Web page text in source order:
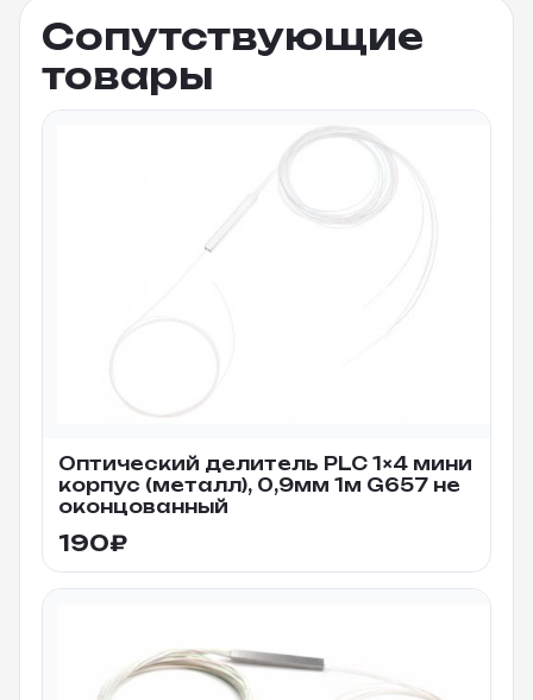
Сопутствующие
товары
Оптический делитель PLC 1×4 мини
корпус (металл), 0,9мм 1м G657 не
оконцованный
190₽